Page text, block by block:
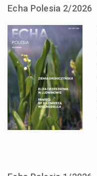
Echa Polesia 2/2026